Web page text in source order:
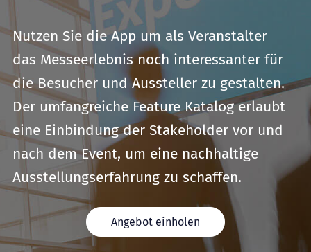
Angebot einholen
Nutzen Sie die App um als Veranstalter
das Messeerlebnis noch interessanter für
die Besucher und Aussteller zu gestalten.
Der umfangreiche Feature Katalog erlaubt
eine Einbindung der Stakeholder vor und
nach dem Event, um eine nachhaltige
Ausstellungserfahrung zu schaffen.